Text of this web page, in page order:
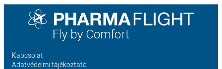
Kapcsolat
Adatvédelmi tájékoztató